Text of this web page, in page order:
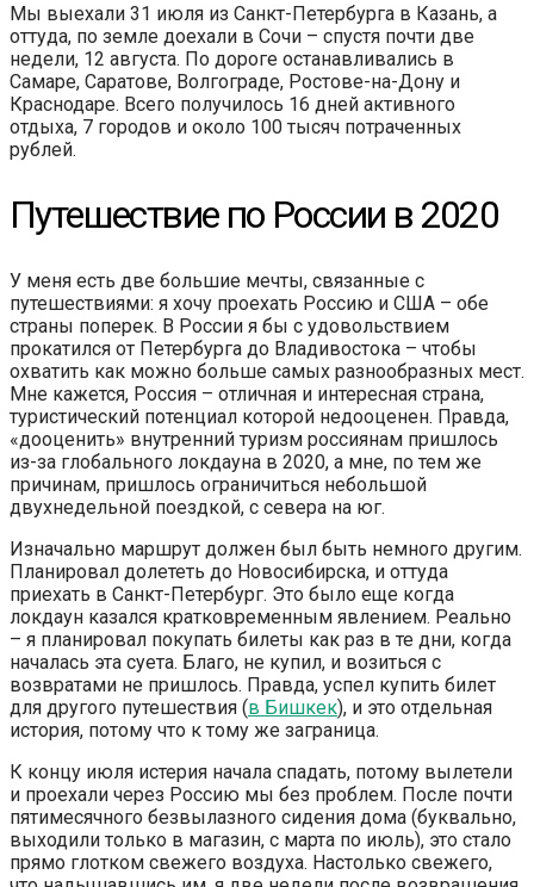
Мы выехали 31 июля из Санкт-Петербурга в Казань, а
оттуда, по земле доехали в Сочи – спустя почти две
недели, 12 августа. По дороге останавливались в
Самаре, Саратове, Волгограде, Ростове-на-Дону и
Краснодаре. Всего получилось 16 дней активного
отдыха, 7 городов и около 100 тысяч потраченных
рублей.
Путешествие по России в 2020
У меня есть две большие мечты, связанные с
путешествиями: я хочу проехать Россию и США – обе
страны поперек. В России я бы с удовольствием
прокатился от Петербурга до Владивостока – чтобы
охватить как можно больше самых разнообразных мест.
Мне кажется, Россия – отличная и интересная страна,
туристический потенциал которой недооценен. Правда,
«дооценить» внутренний туризм россиянам пришлось
из-за глобального локдауна в 2020, а мне, по тем же
причинам, пришлось ограничиться небольшой
двухнедельной поездкой, с севера на юг.
Изначально маршрут должен был быть немного другим.
Планировал долететь до Новосибирска, и оттуда
приехать в Санкт-Петербург. Это было еще когда
локдаун казался кратковременным явлением. Реально
– я планировал покупать билеты как раз в те дни, когда
началась эта суета. Благо, не купил, и возиться с
возвратами не пришлось. Правда, успел купить билет
для другого путешествия (в Бишкек), и это отдельная
история, потому что к тому же заграница.
К концу июля истерия начала спадать, потому вылетели
и проехали через Россию мы без проблем. После почти
пятимесячного безвылазного сидения дома (буквально,
выходили только в магазин, с марта по июль), это стало
прямо глотком свежего воздуха. Настолько свежего,